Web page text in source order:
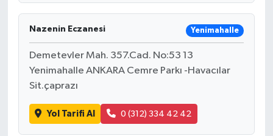
Nazenin Eczanesi Yenimahalle
Demetevler Mah. 357.Cad. No:53 13
Yenimahalle ANKARA Cemre Parkı -Havacılar
Sit.çaprazı
Yol Tarifi Al 0 (312) 334 42 42